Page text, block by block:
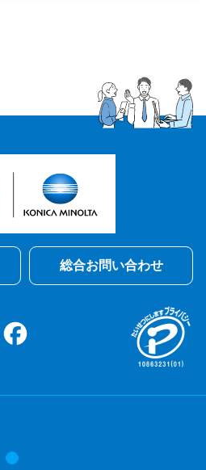
総合お問い合わせ